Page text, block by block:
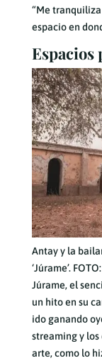
“Me
espacio en
Espacios
Antay y la
‘Júrame’.
Júrame, el
un hito en su
ido ganando
streaming y los
arte, como lo